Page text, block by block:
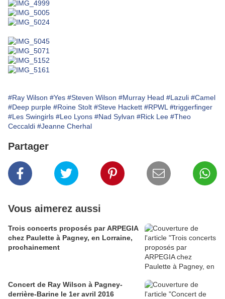
#Ray Wilson #Yes #Steven Wilson #Murray Head #Lazuli #Camel
#Deep purple #Roine Stolt #Steve Hackett #RPWL #triggerfinger
#Les Swingirls #Leo Lyons #Nad Sylvan #Rick Lee #Theo
Ceccaldi #Jeanne Cherhal
Partager
Vous aimerez aussi
Trois concerts proposés par ARPEGIA
chez Paulette à Pagney, en Lorraine,
prochainement
Concert de Ray Wilson à Pagney-
derrière-Barine le 1er avril 2016